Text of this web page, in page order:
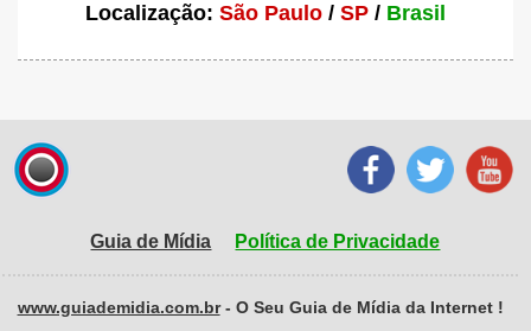
Localização: São Paulo/ SP/ Brasil
Guia de Mídia Política de Privacidade
www.guiademidia.com.br- O Seu Guia de Mídia da Internet !